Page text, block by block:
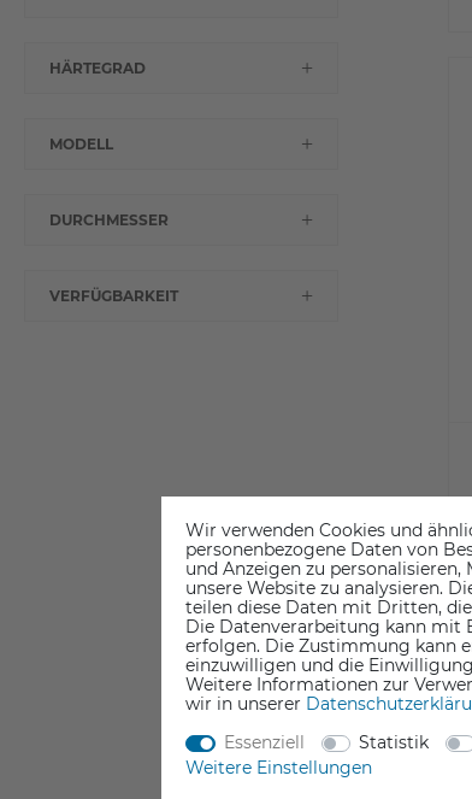
HÄRTEGRAD
MODELL
DURCHMESSER
VERFÜGBARKEIT
Wir verwenden Cookies und
personenbezogene Daten von
und Anzeigen zu
unsere Website zu analysieren.
teilen diese Daten mit Dritten,
Die Datenverarbeitung kann mit
erfolgen. Die Zustimmung kann
einzuwilligen und die
Weitere Informationen zur
wir in unserer
Essenziell
Statistik
Weitere Einstellungen